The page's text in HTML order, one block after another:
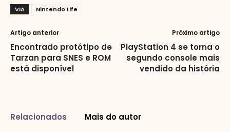
VIA Nintendo Life
Artigo anterior
Encontrado protótipo de
Tarzan para SNES e ROM
está disponível
Próximo artigo
PlayStation 4 se torna o
segundo console mais
vendido da história
Relacionados Mais do autor